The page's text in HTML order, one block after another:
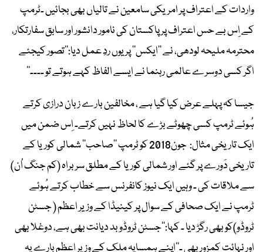
واردات کے اعتراف پر امریکی سامعین نے تالیاں بھی بجائیں ۔ٹرمپ
کے اِس بے حس اعتراف پر پاکستان کی نامور دانشور اور سابق سفارتکار،
محترمہ ملیحہ لودھی، نے ’’ایکس‘‘ پر یوں ردِ عمل دیا:’’تصور کیجئے
اگر کسی دوسرے عالمی رہنما نے ایسے الفاظ کہے ہوتے تو ۔۔۔۔‘‘
جیسا کہ پہلے عرض کیا گیا ہے ، مخالفین بارے زبان درازی کرتے
ہُوئے ٹرمپ کسی چھوٹے بڑے کا لحاظ نہیں کرتے۔ اِس ضمن میں
ایک تاریخی مثال: جون2018 کو ٹرمپ ’’صاحب‘‘ شمالی کوریا کے
تاریخی دَورے پر گئے اور شمالی کوریا کے مطلق سربراہ (کم جنگ اُن)
سے ملاقات کی ۔ وہیں ایک نیوز کانفرنس سے خطاب کرتے ہُوئے
ٹرمپ نے ایک صحافی کے سوال پر کینیڈا کے وزیر اعظم ( جسٹن
ٹروڈو)کو بھی رگڑ دیا ۔ کہا:’’جسٹن ٹروڈو بد دیانت بھی ہے، دوغلا بھی
اور نہائت کمزور بھی ۔‘‘اپنے ہمسایہ ملک کے وزیر اعظم بارے یہ